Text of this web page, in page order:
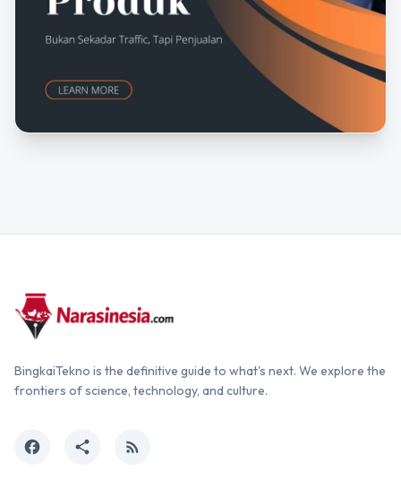
BingkaiTekno is the definitive guide to what's next. We explore the
frontiers of science, technology, and culture.
facebook share rss_feed